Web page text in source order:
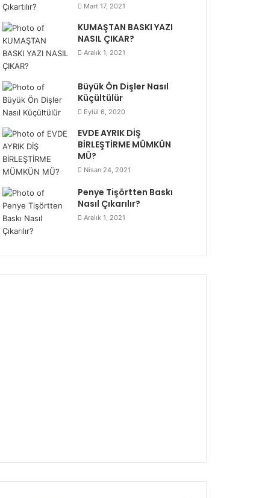
Mart 17, 2021
KUMAŞTAN BASKI YAZI
NASIL ÇIKAR?
Aralık 1, 2021
Büyük Ön Dişler Nasıl
Küçültülür
Eylül 6, 2020
EVDE AYRIK DİŞ
BİRLEŞTİRME MÜMKÜN
MÜ?
Nisan 24, 2021
Penye Tişörtten Baskı
Nasıl Çıkarılır?
Aralık 1, 2021